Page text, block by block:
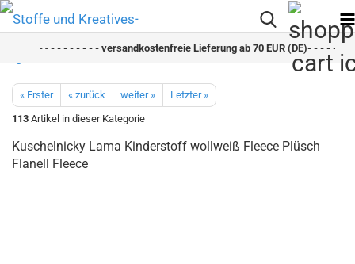
- - - - - - - - versandkostenfreie Lieferung ab 70 EUR (DE)- - - - - - -
« Erster « zurück weiter »
Letzter »
113 Artikel in dieser Kategorie
Kuschelnicky Lama Kinderstoff wollweiß Fleece Plüsch
Flanell Fleece